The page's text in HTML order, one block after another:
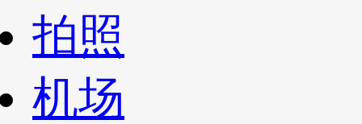
拍照
机场